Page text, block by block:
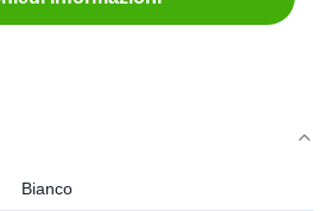
Bianco